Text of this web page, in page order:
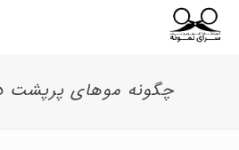
چگونه موهای پرپشت